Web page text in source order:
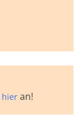
hier an!